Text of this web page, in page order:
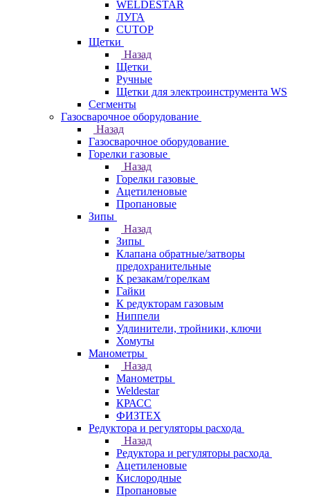
WELDESTAR
ЛУГА
CUTOP
Щетки
Назад
Щетки
Ручные
Щетки для электроинструмента WS
Сегменты
Газосварочное оборудование
Назад
Газосварочное оборудование
Горелки газовые
Назад
Горелки газовые
Ацетиленовые
Пропановые
Зипы
Назад
Зипы
Клапана обратные/затворы
предохранительные
К резакам/горелкам
Гайки
К редукторам газовым
Ниппели
Удлинители, тройники, ключи
Хомуты
Манометры
Назад
Манометры
Weldestar
КРАСС
ФИЗТЕХ
Редуктора и регуляторы расхода
Назад
Редуктора и регуляторы расхода
Ацетиленовые
Кислородные
Пропановые